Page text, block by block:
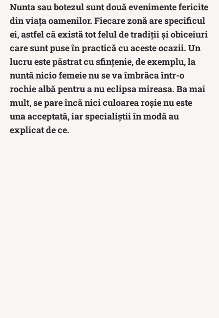
Nunta sau botezul sunt două evenimente fericite
din viața oamenilor. Fiecare zonă are specificul
ei, astfel că există tot felul de tradiții și obiceiuri
care sunt puse în practică cu aceste ocazii. Un
lucru este păstrat cu sfințenie, de exemplu, la
nuntă nicio femeie nu se va îmbrăca într-o
rochie albă pentru a nu eclipsa mireasa. Ba mai
mult, se pare încă nici culoarea roșie nu este
una acceptată, iar specialiștii în modă au
explicat de ce.